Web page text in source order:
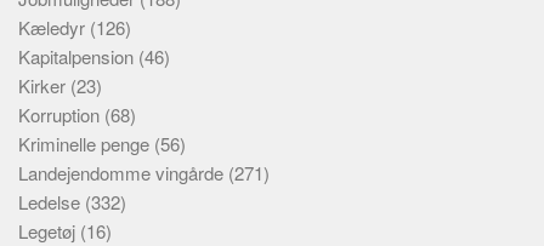
Kæledyr (126)
Kapitalpension (46)
Kirker (23)
Korruption (68)
Kriminelle penge (56)
Landejendomme vingårde (271)
Ledelse (332)
Legetøj (16)